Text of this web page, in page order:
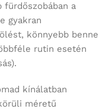
fürdőszobában a
gyakran
könnyebb benne
rutin esetén
kínálatban
méretű